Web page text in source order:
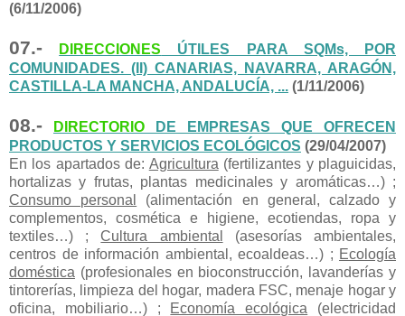
(6/11/2006)
07.- DIRECCIONES ÚTILES PARA SQMs, POR
COMUNIDADES. (II) CANARIAS, NAVARRA, ARAGÓN,
CASTILLA-LA MANCHA, ANDALUCÍA, ... (1/11/2006)
08.- DIRECTORIO
DE EMPRESAS QUE OFRECEN
PRODUCTOS Y SERVICIOS ECOLÓGICOS (29/04/2007)
En los apartados de: Agricultura (fertilizantes y plaguicidas,
hortalizas y frutas, plantas medicinales y aromáticas…) ;
Consumo personal
(alimentación en general, calzado y
complementos, cosmética e higiene, ecotiendas, ropa y
textiles…) ;Cultura ambiental
(asesorías ambientales,
centros de información ambiental, ecoaldeas…) ; Ecología
doméstica (profesionales en bioconstrucción, lavanderías y
tintorerías, limpieza del hogar, madera FSC, menaje hogar y
oficina, mobiliario…) ; Economía ecológica (electricidad